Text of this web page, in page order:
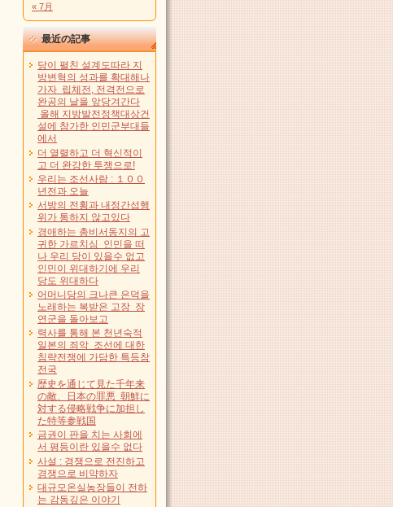
« 7月
最近の記事
당이 펼친 설계도따라 지
방변혁의 성과를 확대해나
가자 립체전, 전격전으로
완공의 날을 앞당겨간다
올해 지방발전정책대상건
설에 참가한 인민군부대들
에서
더 열렬하고 더 혁신적이
고 더 완강한 투쟁으로!
우리는 조선사람 : １００
년전과 오늘
서방의 전횡과 내정간섭행
위가 통하지 않고있다
경애하는 총비서동지의 고
귀한 가르치심 인민을 떠
나 우리 당이 있을수 없고
인민이 위대하기에 우리
당도 위대하다
어머니당의 크나큰 은덕을
노래하는 복받은 고장 장
연군을 돌아보고
력사를 통해 본 천년숙적
일본의 죄악 조선에 대한
침략전쟁에 가담한 특등참
전국
歴史を通じて見た千年来
の敵、日本の罪悪 朝鮮に
対する侵略戦争に加担し
た特等参戦国
금권이 판을 치는 사회에
서 평등이란 있을수 없다
사설 : 경쟁으로 전진하고
경쟁으로 비약하자
대규모온실농장들이 전하
는 감동깊은 이야기